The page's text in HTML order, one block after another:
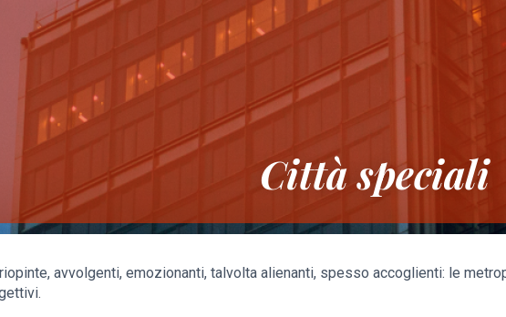
Città speciali
avvolgenti, emozionanti, talvolta alienanti, spesso accoglienti: le